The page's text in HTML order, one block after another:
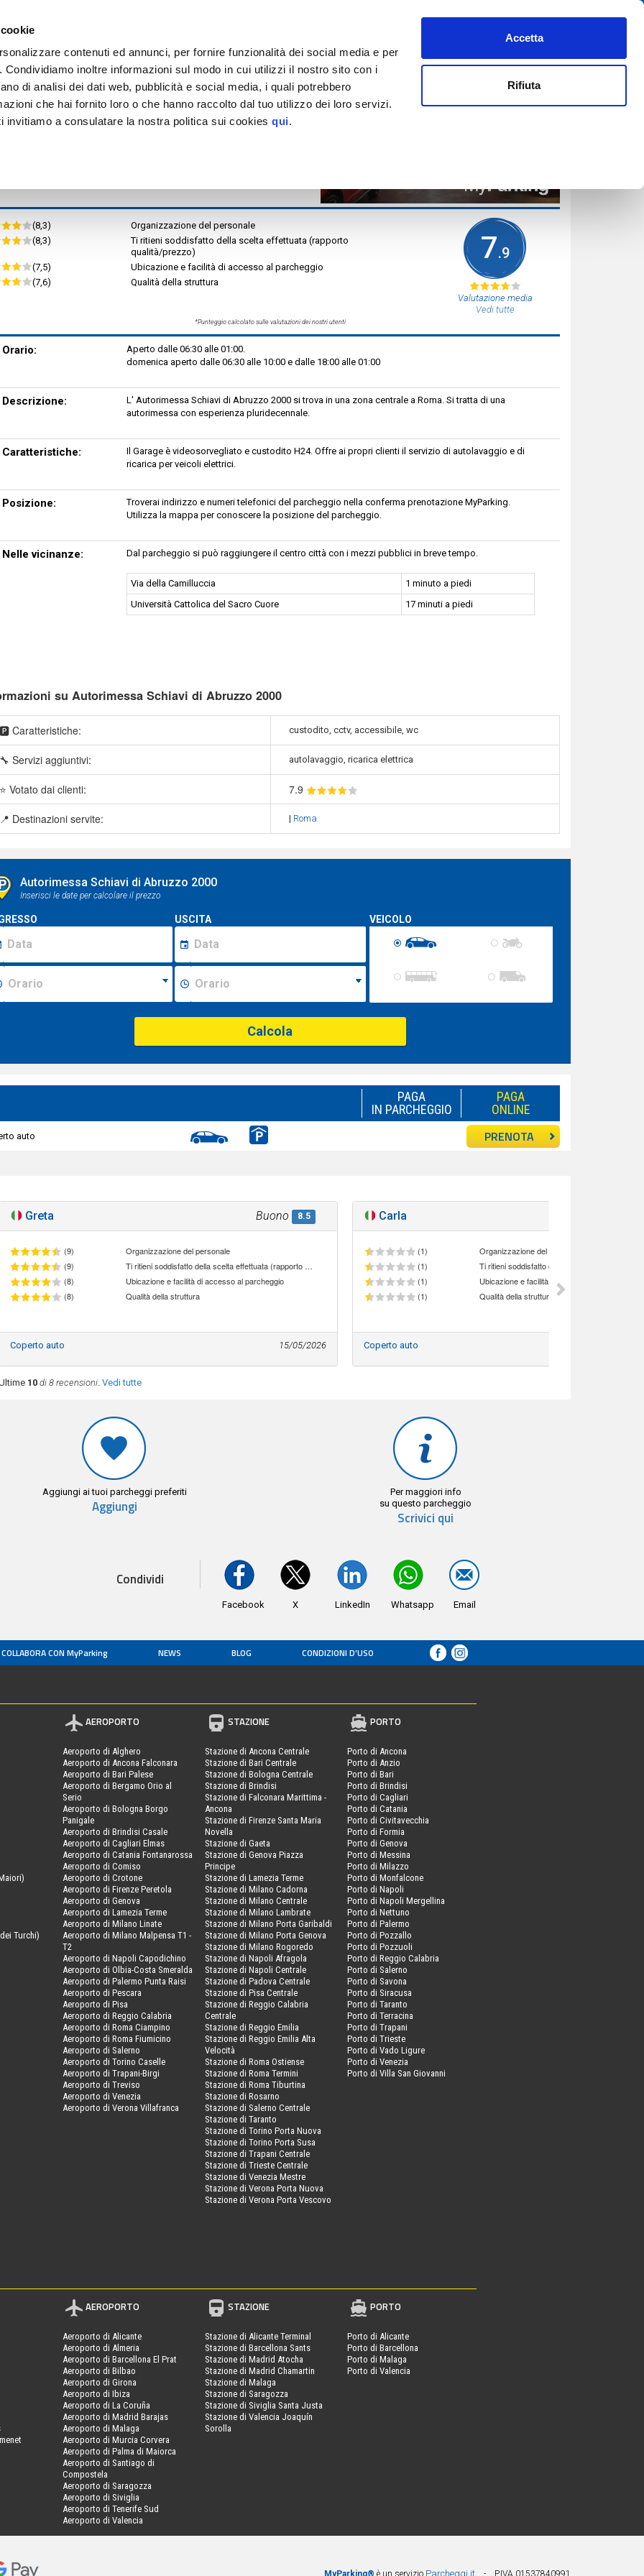
contenuti ed annunci, per fornire funzionalità dei social media e per
inoltre informazioni sul modo in cui utilizzi il nostro sito con i
di analisi dei dati web, pubblicità e social media, i quali potrebbero
che hai fornito loro o che hanno raccolto dal tuo utilizzo dei loro servizi.
invitiamo a consulatare la nostra politica sui cookiesqui.
Accetta
Rifiuta
ACCEDI
servite >
Autorimessa Schiavi di Abruzzo 2000
or.rid. EV MAPPA PRENOTA ORA
H. MAX 3.50 m
(8,3)
Organizzazione del personale
(8,3)
Ti ritieni soddisfatto della scelta effettuata (rapporto
qualità/prezzo)
(7,5)
Ubicazione e facilità di accesso al parcheggio
(7,6)
Qualità della struttura
7.9
Valutazione media
Vedi tutte
*Punteggio calcolato sulle valutazioni dei nostri utenti
Orario:
Aperto dalle 06:30 alle 01:00.
domenica aperto dalle 06:30 alle 10:00 e dalle 18:00 alle 01:00
Descrizione:
L' Autorimessa Schiavi di Abruzzo 2000 si trova in una zona centrale a Roma. Si tratta di una
autorimessa con esperienza pluridecennale.
Caratteristiche:
Il Garage è videosorvegliato e custodito H24. Offre ai propri clienti il servizio di autolavaggio e di
ricarica per veicoli elettrici.
Posizione:
Troverai indirizzo e numeri telefonici del parcheggio nella conferma prenotazione MyParking.
Utilizza la mappa per conoscere la posizione del parcheggio.
Nelle vicinanze: Dal parcheggio si può raggiungere il centro città con i mezzi pubblici in breve tempo.
Via della Camilluccia
1 minuto a piedi
Università Cattolica del Sacro Cuore
17 minuti a piedi
su Autorimessa Schiavi di Abruzzo 2000
Caratteristiche: custodito, cctv, accessibile, wc
Servizi aggiuntivi: autolavaggio, ricarica elettrica
Votato dai clienti: 7.9
Destinazioni servite: | Roma
Autorimessa Schiavi di Abruzzo 2000
Inserisci le date per calcolare il prezzo
USCITA VEICOLO
Calcola
PAGA
ONLINE
PAGA
IN PARCHEGGIO
auto PRENOTA
Greta Buono 8.5
(9)
Organizzazione del personale
(9)
Ti ritieni soddisfatto della scelta effettuata (rapporto qualità/prezzo)
(8)
Ubicazione e facilità di accesso al parcheggio
(8)
Qualità della struttura
Coperto auto 15/05/2026
Carla
(1)
Organizzazione del personale
(1)
(1)
Ubicazione e facilità di accesso al parcheggio
(1)
Qualità della struttura
Coperto auto
10 di 8 recensioni. Vedi tutte
Aggiungi ai tuoi parcheggi preferiti
Aggiungi
Per maggiori info
su questo parcheggio
Scrivici qui
Condividi
Facebook X LinkedIn Whatsapp Email
COLLABORA CON MyParking NEWS BLOG CONDIZIONI D’USO
Turchi)
AEROPORTO
Aeroporto di Alghero
Aeroporto di Ancona Falconara
Aeroporto di Bari Palese
Aeroporto di Bergamo Orio al
Serio
Aeroporto di Bologna Borgo
Panigale
Aeroporto di Brindisi Casale
Aeroporto di Cagliari Elmas
Aeroporto di Catania Fontanarossa
Aeroporto di Comiso
Aeroporto di Crotone
Aeroporto di Firenze Peretola
Aeroporto di Genova
Aeroporto di Lamezia Terme
Aeroporto di Milano Linate
Aeroporto di Milano Malpensa T1 -
T2
Aeroporto di Napoli Capodichino
Aeroporto di Olbia-Costa Smeralda
Aeroporto di Palermo Punta Raisi
Aeroporto di Pescara
Aeroporto di Pisa
Aeroporto di Reggio Calabria
Aeroporto di Roma Ciampino
Aeroporto di Roma Fiumicino
Aeroporto di Salerno
Aeroporto di Torino Caselle
Aeroporto di Trapani-Birgi
Aeroporto di Treviso
Aeroporto di Venezia
Aeroporto di Verona Villafranca
STAZIONE
Stazione di Ancona Centrale
Stazione di Bari Centrale
Stazione di Bologna Centrale
Stazione di Brindisi
Stazione di Falconara Marittima -
Ancona
Stazione di Firenze Santa Maria
Novella
Stazione di Gaeta
Stazione di Genova Piazza
Principe
Stazione di Lamezia Terme
Stazione di Milano Cadorna
Stazione di Milano Centrale
Stazione di Milano Lambrate
Stazione di Milano Porta Garibaldi
Stazione di Milano Porta Genova
Stazione di Milano Rogoredo
Stazione di Napoli Afragola
Stazione di Napoli Centrale
Stazione di Padova Centrale
Stazione di Pisa Centrale
Stazione di Reggio Calabria
Centrale
Stazione di Reggio Emilia
Stazione di Reggio Emilia Alta
Velocità
Stazione di Roma Ostiense
Stazione di Roma Termini
Stazione di Roma Tiburtina
Stazione di Rosarno
Stazione di Salerno Centrale
Stazione di Taranto
Stazione di Torino Porta Nuova
Stazione di Torino Porta Susa
Stazione di Trapani Centrale
Stazione di Trieste Centrale
Stazione di Venezia Mestre
Stazione di Verona Porta Nuova
Stazione di Verona Porta Vescovo
PORTO
Porto di Ancona
Porto di Anzio
Porto di Bari
Porto di Brindisi
Porto di Cagliari
Porto di Catania
Porto di Civitavecchia
Porto di Formia
Porto di Genova
Porto di Messina
Porto di Milazzo
Porto di Monfalcone
Porto di Napoli
Porto di Napoli Mergellina
Porto di Nettuno
Porto di Palermo
Porto di Pozzallo
Porto di Pozzuoli
Porto di Reggio Calabria
Porto di Salerno
Porto di Savona
Porto di Siracusa
Porto di Taranto
Porto di Terracina
Porto di Trapani
Porto di Trieste
Porto di Vado Ligure
Porto di Venezia
Porto di Villa San Giovanni
AEROPORTO
Aeroporto di Alicante
Aeroporto di Almeria
Aeroporto di Barcellona El Prat
Aeroporto di Bilbao
Aeroporto di Girona
Aeroporto di Ibiza
Aeroporto di La Coruña
Aeroporto di Madrid Barajas
Aeroporto di Malaga
Aeroporto di Murcia Corvera
Aeroporto di Palma di Maiorca
Aeroporto di Santiago di
Compostela
Aeroporto di Saragozza
Aeroporto di Siviglia
Aeroporto di Tenerife Sud
Aeroporto di Valencia
STAZIONE
Stazione di Alicante Terminal
Stazione di Barcellona Sants
Stazione di Madrid Atocha
Stazione di Madrid Chamartin
Stazione di Malaga
Stazione di Saragozza
Stazione di Siviglia Santa Justa
Stazione di Valencia Joaquín
Sorolla
PORTO
Porto di Alicante
Porto di Barcellona
Porto di Malaga
Porto di Valencia
MyParking® è un servizio Parcheggi.it - P.IVA 01537840991